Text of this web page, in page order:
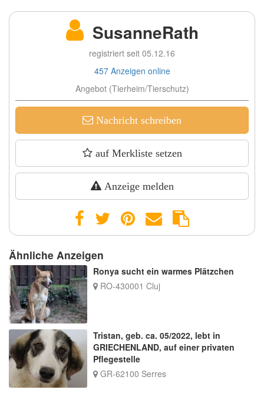
SusanneRath
registriert seit 05.12.16
457 Anzeigen online
Angebot (Tierheim/Tierschutz)
Nachricht schreiben
auf Merkliste setzen
Anzeige melden
Ähnliche Anzeigen
Ronya sucht ein warmes Plätzchen
RO-430001 Cluj
Tristan, geb. ca. 05/2022, lebt in
GRIECHENLAND, auf einer privaten
Pflegestelle
GR-62100 Serres